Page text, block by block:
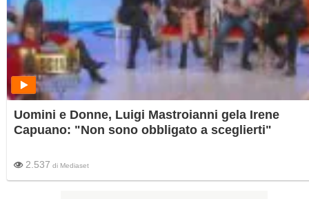
Uomini e Donne, Luigi Mastroianni gela Irene
Capuano: "Non sono obbligato a sceglierti"
2.537 di Mediaset